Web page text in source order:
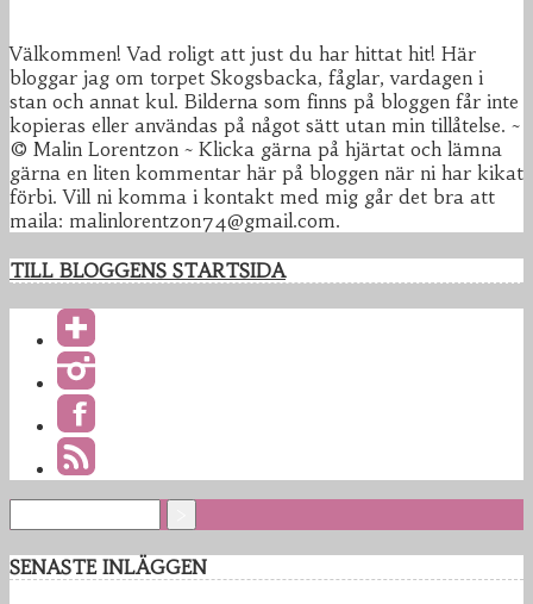
Välkommen! Vad roligt att just du har hittat hit! Här
bloggar jag om torpet Skogsbacka, fåglar, vardagen i
stan och annat kul. Bilderna som finns på bloggen får inte
kopieras eller användas på något sätt utan min tillåtelse. ~
© Malin Lorentzon ~ Klicka gärna på hjärtat och lämna
gärna en liten kommentar här på bloggen när ni har kikat
förbi. Vill ni komma i kontakt med mig går det bra att
maila: malinlorentzon74@gmail.com.
TILL BLOGGENS STARTSIDA
SENASTE INLÄGGEN